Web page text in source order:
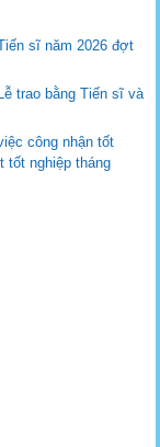
sĩ năm 2026 đợt
trao bằng Tiến sĩ và
công nhận tốt
tốt nghiệp tháng